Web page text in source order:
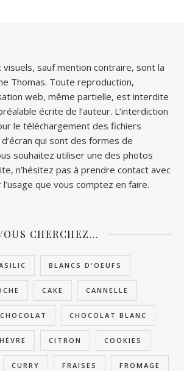
sauf mention contraire, sont la
Thomas. Toute reproduction,
web, même partielle, est interdite
écrite de l’auteur. L’interdiction
le téléchargement des fichiers
qui sont des formes de
souhaitez utiliser une des photos
n’hésitez pas à prendre contact avec
que vous comptez en faire.
CHERCHEZ…
BLANCS D'OEUFS
CAKE CANNELLE
CHOCOLAT CHOCOLAT BLANC
CITRON COOKIES
CURRY FRAISES FROMAGE